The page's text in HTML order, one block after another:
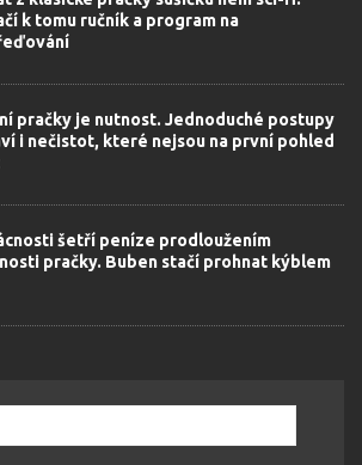
k tomu ručník a program na
pračky je nutnost. Jednoduché postupy
i nečistot, které nejsou na první pohled
šetří peníze prodloužením
pračky. Buben stačí prohnat kýblem